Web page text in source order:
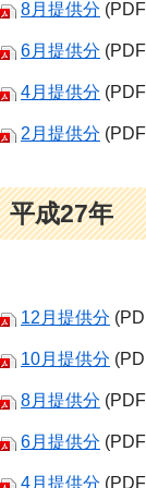
8月提供分
6月提供分
4月提供分
2月提供分
平成27年
12月提供分
10月提供分
8月提供分
6月提供分
4月提供分